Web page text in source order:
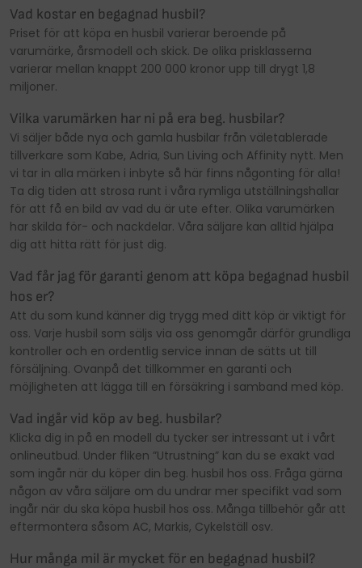
Vad kostar en begagnad husbil?
Priset för att köpa en husbil varierar beroende på
varumärke, årsmodell och skick. De olika prisklasserna
varierar mellan knappt 200 000 kronor upp till drygt 1,8
miljoner.
Vilka varumärken har ni på era beg. husbilar?
Vi säljer både nya och gamla husbilar från väletablerade
tillverkare som Kabe, Adria, Sun Living och Affinity nytt. Men
vi tar in alla märken i inbyte så här finns någonting för alla!
Ta dig tiden att strosa runt i våra rymliga utställningshallar
för att få en bild av vad du är ute efter. Olika varumärken
har skilda för- och nackdelar. Våra säljare kan alltid hjälpa
dig att hitta rätt för just dig.
Vad får jag för garanti genom att köpa begagnad husbil
hos er?
Att du som kund känner dig trygg med ditt köp är viktigt för
oss. Varje husbil som säljs via oss genomgår därför grundliga
kontroller och en ordentlig service innan de sätts ut till
försäljning. Ovanpå det tillkommer en garanti och
möjligheten att lägga till en försäkring i samband med köp.
Vad ingår vid köp av beg. husbilar?
Klicka dig in på en modell du tycker ser intressant ut i vårt
onlineutbud. Under fliken ”Utrustning” kan du se exakt vad
som ingår när du köper din beg. husbil hos oss. Fråga gärna
någon av våra säljare om du undrar mer specifikt vad som
ingår när du ska köpa husbil hos oss. Många tillbehör går att
eftermontera såsom AC, Markis, Cykelställ osv.
Hur många mil är mycket för en begagnad husbil?